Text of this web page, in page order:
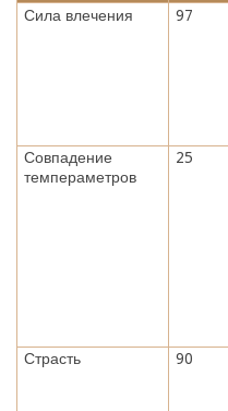
Сила влечения 97
Совпадение
темпераметров
25
Страсть
90